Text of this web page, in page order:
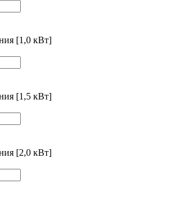
[1,0 кВт]
[1,5 кВт]
[2,0 кВт]